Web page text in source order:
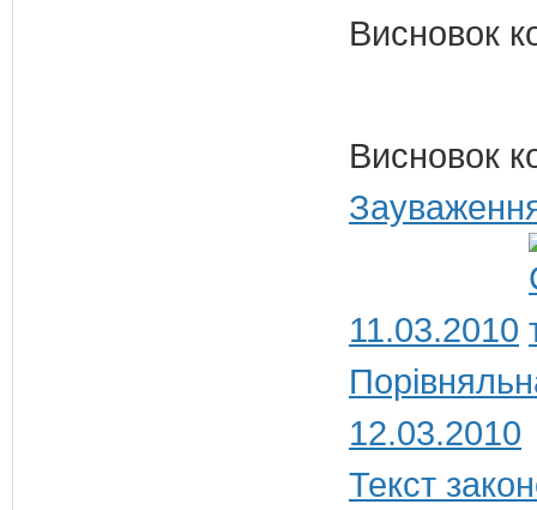
Висновок
Висновок
11.03.2010
12.03.2010
Текст